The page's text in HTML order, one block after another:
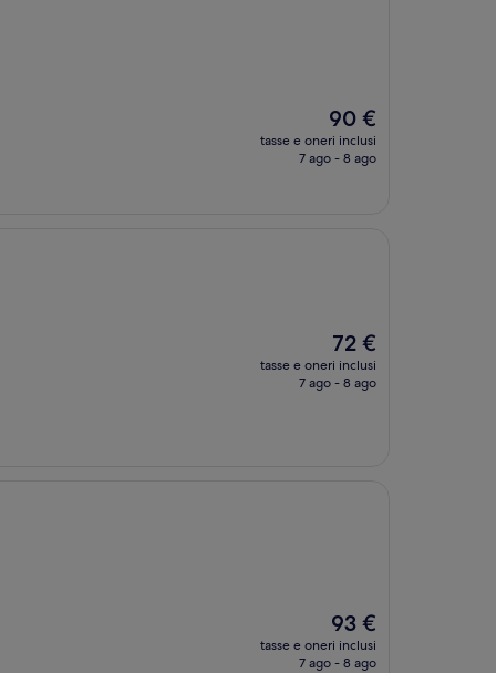
Il
prezzo
attuale
90 €
tasse e oneri inclusi
7 ago - 8 ago
Il
prezzo
attuale
72 €
tasse e oneri inclusi
7 ago - 8 ago
Il
prezzo
attuale
93 €
tasse e oneri inclusi
7 ago - 8 ago